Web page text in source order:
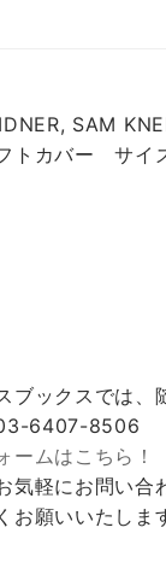
SAM
トカバー サイ
ブックスでは、
6407-8506
ームはこちら！
気軽にお問い合
お願いいたしま